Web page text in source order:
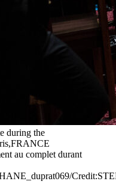
during the
au complet durant